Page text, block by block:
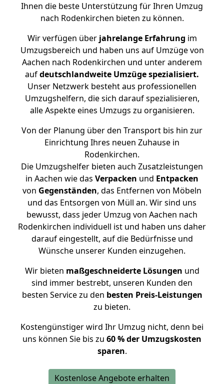
Ihnen die beste Unterstützung für Ihren Umzug
nach Rodenkirchen bieten zu können.
Wir verfügen überjahrelange Erfahrung im
Umzugsbereich und haben uns auf Umzüge von
Aachen nach Rodenkirchen und unter anderem
aufdeutschlandweite Umzüge spezialisiert.
Unser Netzwerk besteht aus professionellen
Umzugshelfern, die sich darauf spezialisieren,
alle Aspekte eines Umzugs zu organisieren.
Von der Planung über den Transport bis hin zur
Einrichtung Ihres neuen Zuhause in
Rodenkirchen.
Die Umzugshelfer bieten auch Zusatzleistungen
in Aachen wie das Verpacken und Entpacken
von Gegenständen, das Entfernen von Möbeln
und das Entsorgen von Müll an. Wir sind uns
bewusst, dass jeder Umzug von Aachen nach
Rodenkirchen individuell ist und haben uns daher
darauf eingestellt, auf die Bedürfnisse und
Wünsche unserer Kunden einzugehen.
Wir bieten maßgeschneiderte Lösungen und
sind immer bestrebt, unseren Kunden den
besten Service zu den besten Preis-Leistungen
zu bieten.
Kostengünstiger wird Ihr Umzug nicht, denn bei
uns können Sie bis zu 60 % der Umzugskosten
sparen.
Kostenlose Angebote erhalten